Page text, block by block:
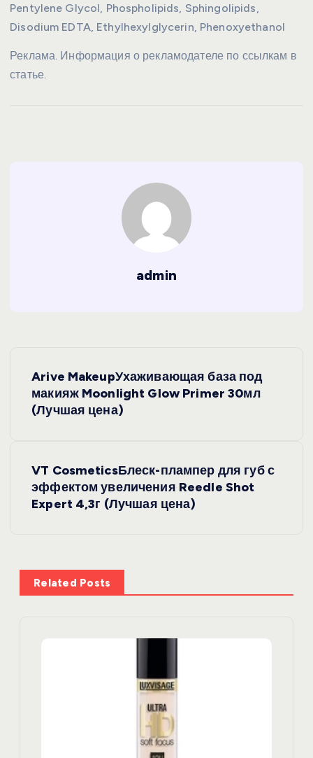
Pentylene Glycol, Phospholipids, Sphingolipids,
Disodium EDTA, Ethylhexylglycerin, Phenoxyethanol
Реклама. Информация о рекламодателе по ссылкам в
статье.
admin
ц
и
Arive MakeupУхаживающая база под
макияж Moonlight Glow Primer 30мл
(Лучшая цена)
VT CosmeticsБлеск-плампер для губ с
эффектом увеличения Reedle Shot
Expert 4,3г (Лучшая цена)
Related Posts